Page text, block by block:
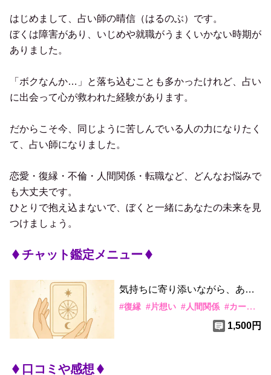
はじめまして、占い師の晴信（はるのぶ）です。
ぼくは障害があり、いじめや就職がうまくいかない時期が
ありました。
「ボクなんか…」と落ち込むことも多かったけれど、占い
に出会って心が救われた経験があります。
だからこそ今、同じように苦しんでいる人の力になりたく
て、占い師になりました。
恋愛・復縁・不倫・人間関係・転職など、どんなお悩みで
も大丈夫です。
ひとりで抱え込まないで、ぼくと一緒にあなたの未来を見
つけましょう。
チャット鑑定メニュー
気持ちに寄り添いながら、あら
ゆるお悩みに丁寧に向き合いま
#復縁 #片想い #人間関係 #カード・水晶
1,500円
口コミや感想